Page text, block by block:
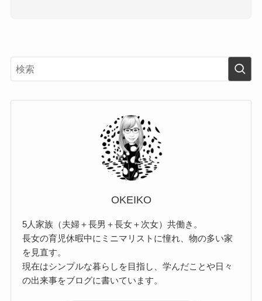
OKEIKO
5人家族（夫婦＋長男＋長女＋次女）共働き。
長女の育児休暇中にミニマリストに憧れ、物の多い家
を見直す。
現在はシンプルな暮らしを目指し、学んだことや日々
の出来事をブログに書いています。